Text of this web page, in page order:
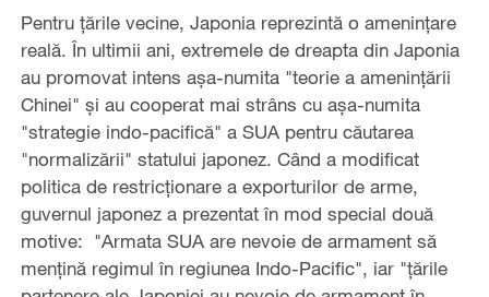
Pentru țările vecine, Japonia reprezintă o amenințare
reală. În ultimii ani, extremele de dreapta din Japonia
au promovat intens așa-numita "teorie a amenințării
Chinei" și au cooperat mai strâns cu așa-numita
"strategie indo-pacifică" a SUA pentru căutarea
"normalizării" statului japonez. Când a modificat
politica de restricționare a exporturilor de arme,
guvernul japonez a prezentat în mod special două
motive: "Armata SUA are nevoie de armament să
mențină regimul în regiunea Indo-Pacific", iar "ţările